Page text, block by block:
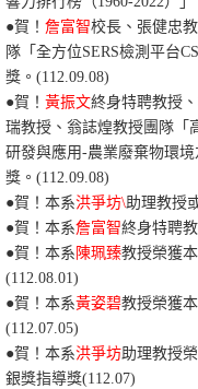
●賀！ 詹富智校長、 張健忠
隊「全方位SERS檢測平台
獎。(112.09.08)
●賀！ 黃振文終身特聘教授
瑞教授、翁誌煌教授團隊「
研發與應用-農業廢棄物環
獎。(112.09.08)
●賀！本系洪爭坊\助理教授
●賀！本系詹富智終身特聘
●賀！本系 陳珮臻教授榮獲
(112.08.01)
●賀！本系黃姿碧教授榮獲
(112.07.05)
●賀！本系洪爭坊助理教授
銀獎指導獎(112.07)